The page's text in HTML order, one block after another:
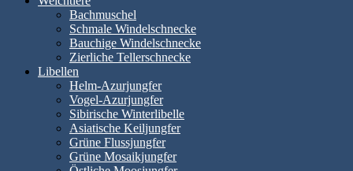
Bachmuschel
Schmale Windelschnecke
Bauchige Windelschnecke
Zierliche Tellerschnecke
Libellen
Helm-Azurjungfer
Vogel-Azurjungfer
Sibirische Winterlibelle
Asiatische Keiljungfer
Grüne Flussjungfer
Grüne Mosaikjungfer